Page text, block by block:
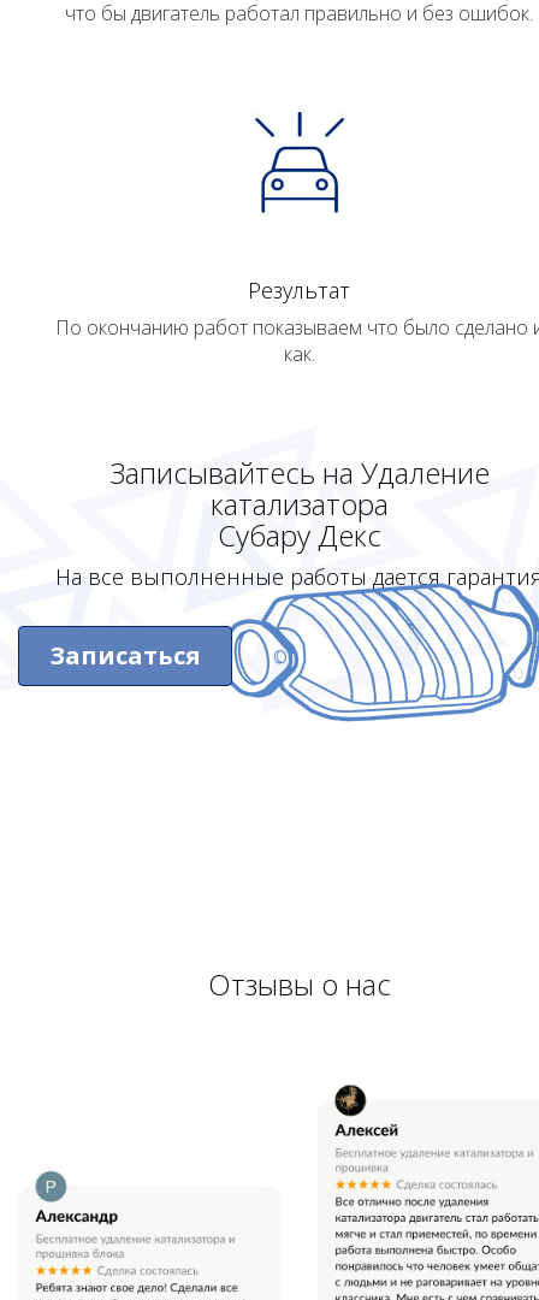
что бы двигатель работал правильно и без ошибок.
Результат
По окончанию работ показываем что было сделано
как.
Записывайтесь на Удаление
катализатора
Субару Декс
На все выполненные работы дается
Записаться
Отзывы о нас